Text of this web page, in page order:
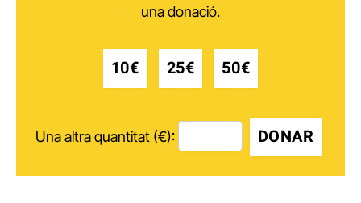
una donació.
10€ 25€ 50€
Una altra quantitat (€): DONAR